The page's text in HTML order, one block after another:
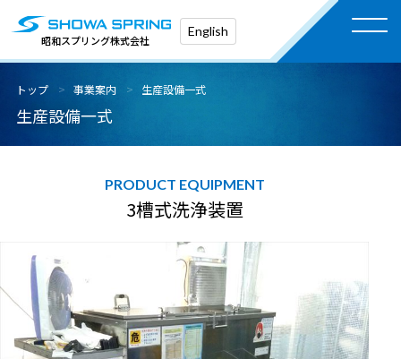
昭和スプリング株式会社
English
トップ 事業案内 生産設備一式
生産設備一式
3槽式洗浄装置